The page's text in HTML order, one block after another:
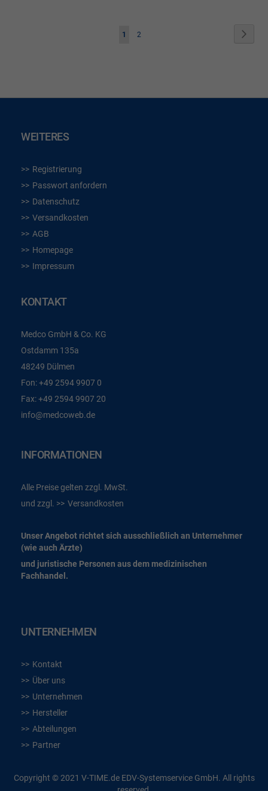
Seite
Sie
1 Seite
2
WEITERES
Registrierung
Passwort anfordern
Datenschutz
Versandkosten
AGB
Homepage
Impressum
KONTAKT
Medco GmbH & Co. KG
Ostdamm 135a
48249 Dülmen
Fon:+49 2594 9907 0
Fax:+49 2594 9907 20
info@medcoweb.de
INFORMATIONEN
Alle Preise gelten zzgl. MwSt.
und zzgl.
Versandkosten
Unser Angebot richtet sich ausschließlich an Unternehmer
(wie auch Ärzte)
und juristische Personen aus dem medizinischen
Fachhandel.
UNTERNEHMEN
Kontakt
Über uns
Unternehmen
Hersteller
Abteilungen
Partner
Copyright © 2021 V-TIME.de EDV-Systemservice GmbH. All rights